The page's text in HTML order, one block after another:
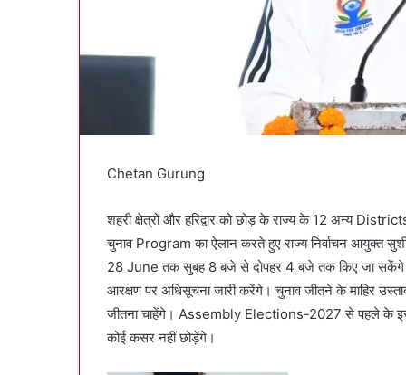
Chetan Gurung
शहरी क्षेत्रों और हरिद्वार को छोड़ के राज्य के 12 अन्य
चुनाव Program का ऐलान करते हुए राज्य निर्वाचन आयुक्त
28 June तक सुबह 8 बजे से दोपहर 4 बजे तक किए जा
आरक्षण पर अधिसूचना जारी करेंगे। चुनाव जीतने के माहिर
जीतना चाहेंगे। Assembly Elections-2027 से पहले के
कोई कसर नहीं छोड़ेंगे।